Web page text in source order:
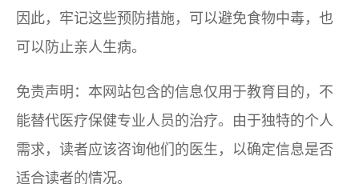
因此，牢记这些预防措施，可以避免食物中毒，也
可以防止亲人生病。
免责声明：本网站包含的信息仅用于教育目的，不
能替代医疗保健专业人员的治疗。由于独特的个人
需求，读者应该咨询他们的医生，以确定信息是否
适合读者的情况。